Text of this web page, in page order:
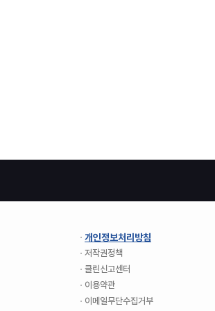
개인정보처리방침
저작권정책
클린신고센터
이용약관
이메일무단수집거부